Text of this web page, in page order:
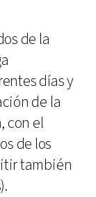
de la
días y
de la
con el
de los
también